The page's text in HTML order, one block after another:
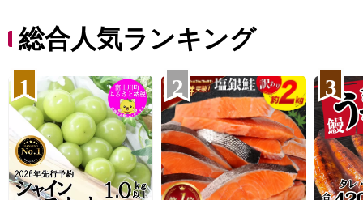
総合人気ランキング
1 2 3